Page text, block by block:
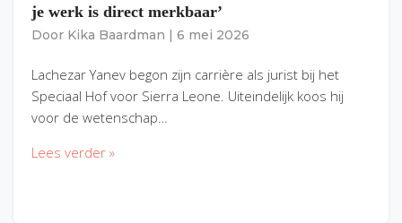
je werk is direct merkbaar’
Door Kika Baardman 6 mei 2026
Lachezar Yanev begon zijn carrière als jurist bij het
Speciaal Hof voor Sierra Leone. Uiteindelijk koos hij
voor de wetenschap…
Lees verder »